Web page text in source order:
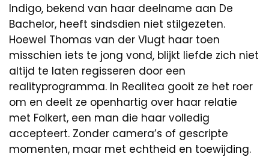
Indigo, bekend van haar deelname aan De
Bachelor, heeft sindsdien niet stilgezeten.
Hoewel Thomas van der Vlugt haar toen
misschien iets te jong vond, blijkt liefde zich niet
altijd te laten regisseren door een
realityprogramma. In Realitea gooit ze het roer
om en deelt ze openhartig over haar relatie
met Folkert, een man die haar volledig
accepteert. Zonder camera’s of gescripte
momenten, maar met echtheid en toewijding.